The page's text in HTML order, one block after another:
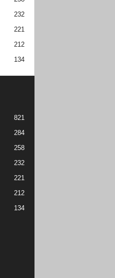
232
221
212
134
821
284
258
232
221
212
134